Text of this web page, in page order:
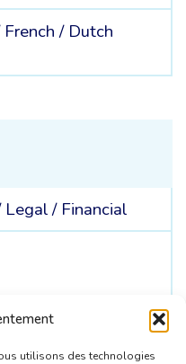
utilisons des technologies
French / Dutch
Legal / Financial
French